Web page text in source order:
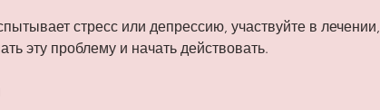
стресс или депрессию, участвуйте в лечении,
эту проблему и начать действовать.